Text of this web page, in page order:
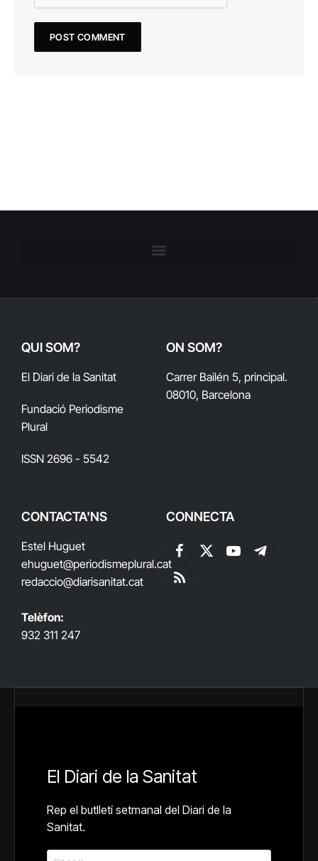
QUI SOM?
El Diari de la Sanitat
Fundació Periodisme
Plural
ISSN 2696 - 5542
ON SOM?
Carrer Bailén 5, principal.
08010, Barcelona
CONTACTA'NS
Estel Huguet
ehuguet@periodismeplural.cat
redaccio@diarisanitat.cat
Telèfon:
932 311 247
CONNECTA
Facebook
X
YouTubeTelegram
RSS